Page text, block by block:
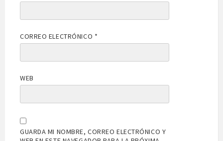
CORREO ELECTRÓNICO *
WEB
GUARDA MI NOMBRE, CORREO ELECTRÓNICO Y